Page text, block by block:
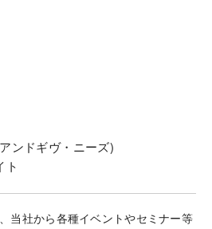
ンドギヴ・ニーズ)
ト
当社から各種イベントやセミナー等